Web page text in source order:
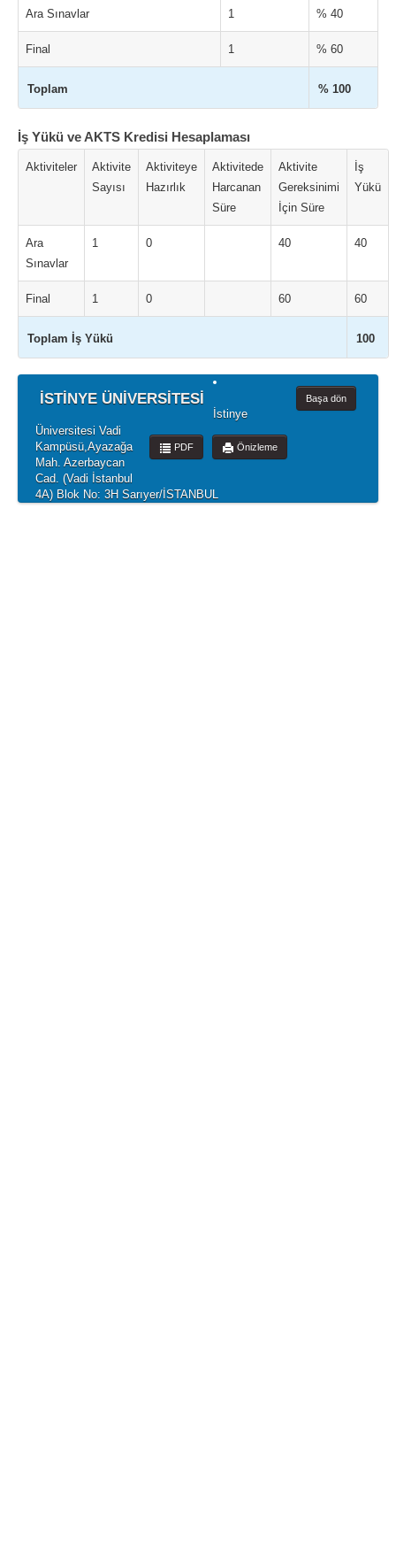
Ara Sınavlar 1 % 40
Final 1 % 60
Toplam % 100
İş Yükü ve AKTS Kredisi Hesaplaması
Aktiviteler
Aktivite
Sayısı
Aktiviteye
Hazırlık
Aktivitede
Harcanan
Süre
Aktivite
Gereksinimi
İçin Süre
İş
Yükü
Ara
Sınavlar
1 0 40 40
Final 1 0 60 60
Toplam İş Yükü 100
İSTİNYE ÜNİVERSİTESİ Başa dön
Önizleme
PDF
İstinye
Üniversitesi Vadi
Kampüsü,Ayazağa
Mah. Azerbaycan
Cad. (Vadi İstanbul
4A) Blok No: 3H Sarıyer/İSTANBUL